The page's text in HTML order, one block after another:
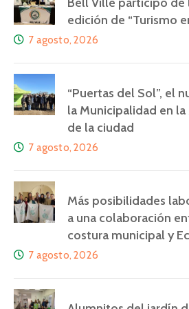
Bell Ville participó de
edición de “Turismo
7 agosto, 2026
“Puertas del Sol”, el
la Municipalidad en
de la ciudad
7 agosto, 2026
Más posibilidades
a una colaboración
costura municipal y
7 agosto, 2026